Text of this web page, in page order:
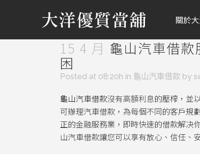
關於
15 4 月 龜山汽車借
困
Posted at 08:20h in 龜山汽車借款 by
龜山汽車借款沒有高額利息的壓榨，並
可辦理汽車借款，為每個不同的客戶規
正的金融服務業，即時快速的借款解决
山汽車借款讓您可以享有放心、信任、